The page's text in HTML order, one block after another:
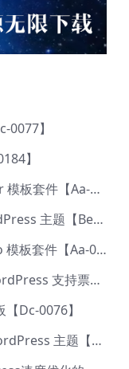
】
】
Jarvis – 网络安全服务 Elementor 模板套件【Aa-0035】
lmpeka v1.3.9-创意多用途 WordPress 主题【Be-0064】
Agria – 农业公司 Elementor Pro 模板套件【Aa-0003】
Fluent Support Pro v1.8.1 – WordPress 支持票务系统【Cc-0041】
Dc-0076】
Rhye v3.5.3 – AJAX Portfolio WordPress 主题【Bi-0049】